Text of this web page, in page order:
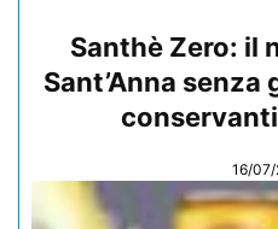
Santhè Zero: il
Sant’Anna
16/